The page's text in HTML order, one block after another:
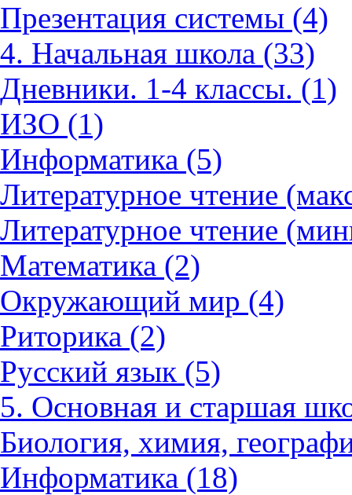
Презентация системы (4)
4. Начальная школа (33)
Дневники. 1-4 классы. (1)
ИЗО (1)
Информатика (5)
Литературное чтение
Литературное чтение
Математика (2)
Окружающий мир (4)
Риторика (2)
Русский язык (5)
5. Основная и старшая
Биология, химия,
Информатика (18)